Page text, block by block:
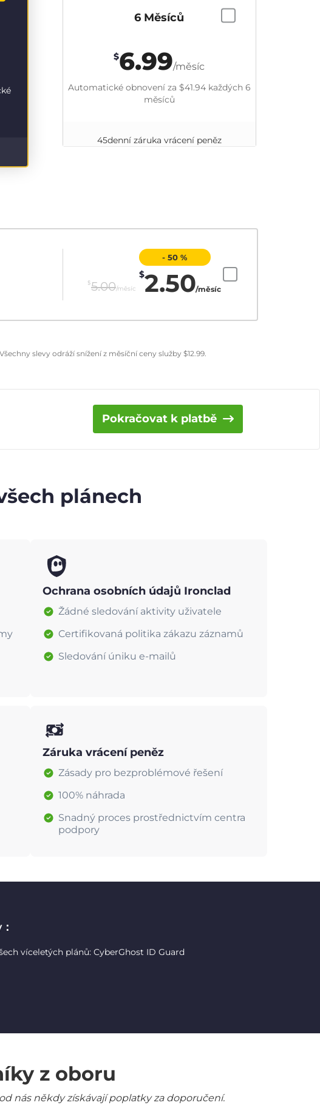
6 Měsíců
$6.99/měsíc
Automatické obnovení za $41.94každých 6
měsíců
45denní záruka vrácení peněz
$5.00/měsíc
- 50 %
$2.50/měsíc
slevy odráží snížení z měsíční ceny služby $12.99
Pokračovat k platbě
plánech
Ochrana osobních údajů Ironclad
Žádné sledování aktivity uživatele
Certifikovaná politika zákazu záznamů
Sledování úniku e-mailů
Záruka vrácení peněz
Zásady pro bezproblémové řešení
100% náhrada
Snadný proces prostřednictvím centra
podpory
víceletých plánů: CyberGhost ID Guard
z oboru
nás někdy získávají poplatky za doporučení.